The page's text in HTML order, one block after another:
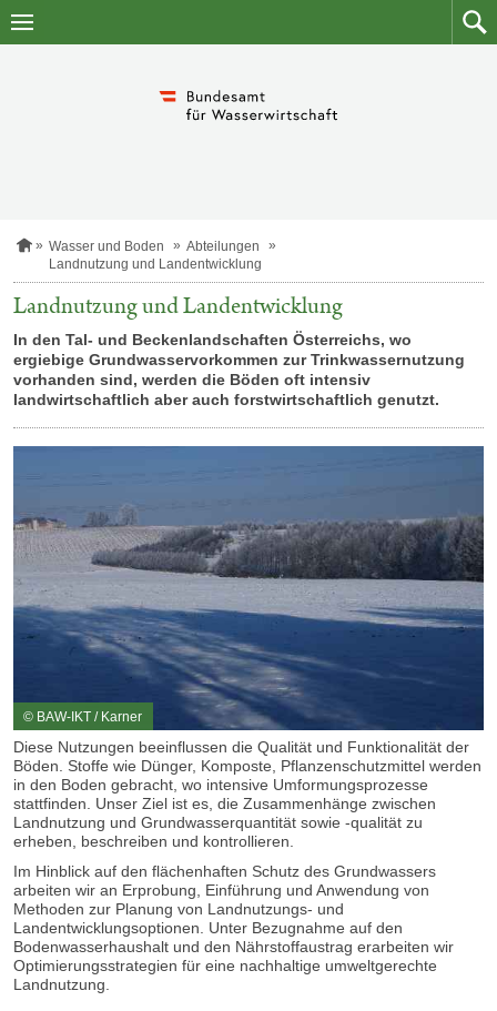
Zum
Zum
S
a
r
t
s
i
t
e
Wasser und Boden
Abteilungen
Landnutzung und Landentwicklung
Landnutzung und Landentwicklung
In den Tal- und Beckenlandschaften Österreichs, wo
ergiebige Grundwasservorkommen zur Trinkwassernutzung
vorhanden sind, werden die Böden oft intensiv
landwirtschaftlich aber auch forstwirtschaftlich genutzt.
© BAW-IKT / Karner
Diese Nutzungen beeinflussen die Qualität und Funktionalität der
Böden. Stoffe wie Dünger, Komposte, Pflanzenschutzmittel werden
in den Boden gebracht, wo intensive Umformungsprozesse
stattfinden. Unser Ziel ist es, die Zusammenhänge zwischen
Landnutzung und Grundwasserquantität sowie -qualität zu
erheben, beschreiben und kontrollieren.
Im Hinblick auf den flächenhaften Schutz des Grundwassers
arbeiten wir an Erprobung, Einführung und Anwendung von
Methoden zur Planung von Landnutzungs- und
Landentwicklungsoptionen. Unter Bezugnahme auf den
Bodenwasserhaushalt und den Nährstoffaustrag erarbeiten wir
Optimierungsstrategien für eine nachhaltige umweltgerechte
Landnutzung.